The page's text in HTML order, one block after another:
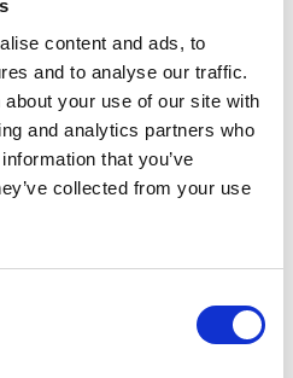
content and ads, to
and to analyse our traffic.
your use of our site with
and analytics partners who
that you’ve
collected from your use